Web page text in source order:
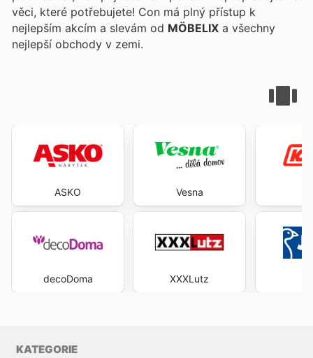
věci, které potřebujete! Con má plný přístup k
nejlepším akcím a slevám od MÖBELIX a všechny
nejlepší obchody v zemi.
ASKO
decoDoma
Vesna
XXXLutz
KATEGORIE